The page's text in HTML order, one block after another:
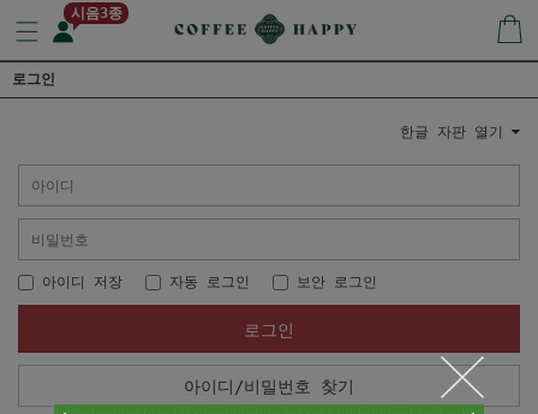
시음3종
로그인
한글 자판 열기
아이디 저장 자동 로그인 보안 로그인
로그인
아이디/비밀번호 찾기